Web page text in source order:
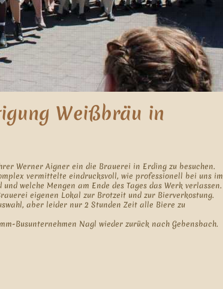
Weißbräu in
Werner Aigner ein die Brauerei in Erding zu besuchen.
vermittelte eindrucksvoll, wie professionell bei uns im
welche Mengen am Ende des Tages das Werk verlassen.
eigenen Lokal zur Brotzeit und zur Bierverkostung.
aber leider nur 2 Stunden Zeit alle Biere zu
Busunternehmen Nagl wieder zurück nach Gebensbach.